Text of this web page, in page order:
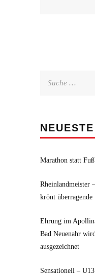
Marathon statt
Rheinlandmeister
krönt überragende
Ehrung im
Bad Neuenahr
ausgezeichnet
Sensationell –